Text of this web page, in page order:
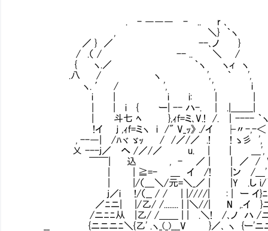
. - ――― - .. r ､
, ＼} ｀ヽ
／ } ／ --､ノ }
/ .（ / -- .. ＼ /
{ ヽ.／ ｀ヽ ヽィ ヽ
.八 / ヽ ', ｀ ',
ヽ. ′ / ', ', i
i | i i: | |
| | i { ー| -- ハ-. | .|＿＿_|
| 斗七 ﾍ },ｨf=ミ､V.! /. ｜---- ｀
!イ ｊ ,ｨf=ミヽ i /" V_ｯ》 ./イ ├〃-,-＜ はあ……。
, --―| /ﾊヾ ゞｯ Ⅵ/ /／/／ .! ! ゝ彡 ',
乂 ---j／ へ /／/／ u. | | ＿',
￣￣| 込 , - ／ | | ／ /
| | ≧=- ＿ イ /! |ン /＿'
| |/（＿＼/元=＼_／ | |Y .し i/｀
j／i !/（__ / / | |////| : | ー イ}ﾆﾆ
／ﾆニ| |/乙/ /........ | |＼//| N ,.イ }ニ
/ニﾆﾆ从 |乙/ /＿＿ | | .＼! /､ノ ハ /
__ {ニニニﾆ＼{乙' .ヽ_(_)___V }／､ ヽ {ー'ニ